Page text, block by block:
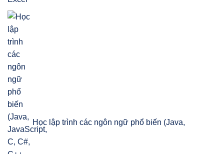
Học lập trình các ngôn ngữ phổ biến (Java,